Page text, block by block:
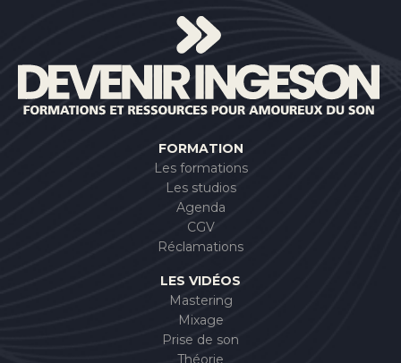
FORMATION
Les formations
Les studios
Agenda
CGV
Réclamations
LES VIDÉOS
Mastering
Mixage
Prise de son
Théorie